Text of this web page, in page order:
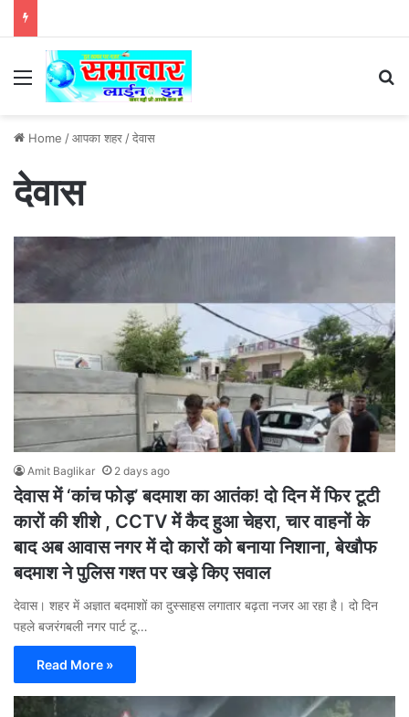
Menu
Home /आपका शहर/देवास
देवास
Amit Baglikar 2 days ago
देवास में ‘कांच फोड़’ बदमाश का आतंक! दो दिन में फिर टूटी
कारों की शीशे , CCTV में कैद हुआ चेहरा, चार वाहनों के
बाद अब आवास नगर में दो कारों को बनाया निशाना, बेखौफ
बदमाश ने पुलिस गश्त पर खड़े किए सवाल
देवास। शहर में अज्ञात बदमाशों का दुस्साहस लगातार बढ़ता नजर आ रहा है। दो दिन
पहले बजरंगबली नगर पार्ट टू…
Read More »